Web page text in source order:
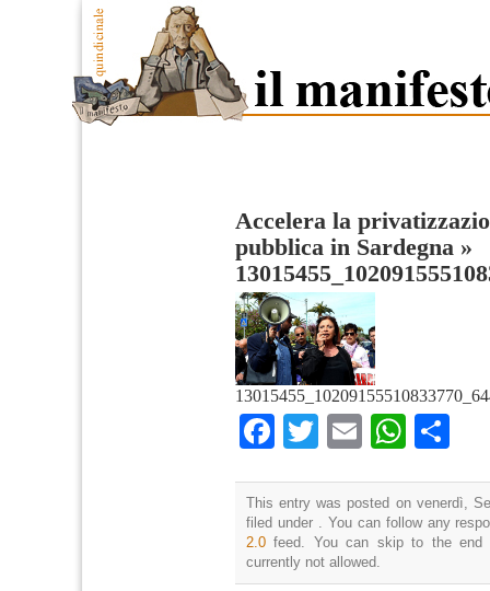
Accelera la
pubblica in Sardegna »
Facebook
TwitterEmail
This entry was posted on venerdì,
filed under . You can follow any
2.0 feed. You can skip to the end
currently not allowed.